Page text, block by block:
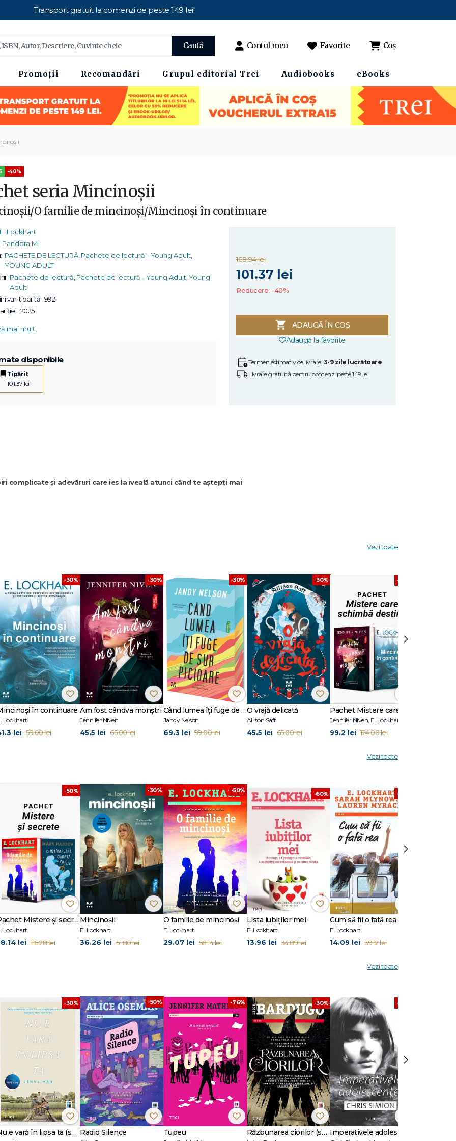
Transport gratuit la comenzi de peste 149 lei!
Caută Contul meu Favorite Coș
Promoții Recomandări Grupul editorial Trei Audiobooks eBooks
-40%
seria Mincinoșii
O familie de mincinoși/Mincinoși în continuare
E. Lockhart
Pandora M
PACHETE DE LECTURĂ, Pachete de lectură - Young Adult
YOUNG ADULT
Pachete de lectură Pachete de lectură - Young Adult Young
Adult
var. tipărită: 992
2025
mai mult
disponibile
Tipărit
101.37 lei
168.94 lei
101.37 lei
Reducere: -40%
ADAUGĂ ÎN COȘ
Adaugă la favorite
Termen estimativ de livrare: 3-9 zile lucrătoare
Livrare gratuită pentru comenzi peste 149 lei
complicate și adevăruri care ies la iveală atunci când te aștepți mai
E. Lockhart, una dintre cele mai apreciate autoare de ficțiune Young Adult.
de mister, emoție și un final imposibil de uitat.
din familia Sinclair.
noi secrete ies la suprafață.
ultimilor ani
și relații complexe
de situație memorabile
mână
Vezi toate
-30%
în continuare
Lockhart
lei 59.00 lei
-30%
Am fost cândva monștri
Jennifer Niven
45.5 lei 65.00 lei
-30%
Când lumea îți fuge de sub picioare (ediție sprayed edges)
Jandy Nelson
69.3 lei 99.00 lei
-30%
O vrajă delicată
Allison Saft
45.5 lei 65.00 lei
-20%
Jennifer Niven, E. Lockhart
99.2 lei 124.00 lei
›
Vezi toate
-50%
Pachet Mistere și secrete
Lockhart
lei 116.28 lei
-30%
Mincinoşii
E. Lockhart
36.26 lei 51.80 lei
-50%
O familie de mincinoși
E. Lockhart
29.07 lei 58.14 lei
-60%
Lista iubiţilor mei
E. Lockhart
13.96 lei 34.89 lei
-64%
Cum să fii o fată rea
E. Lockhart
14.09 lei 39.12 lei
›
Vezi toate
-30%
Nu e vară în lipsa ta (seria Vara, vol. 2, ediție tie-in)
-50%
Radio Silence
-76%
Tupeu
-30%
Răzbunarea ciorilor (seria Banda celor șase ciori, vol. 2)
-60%
›